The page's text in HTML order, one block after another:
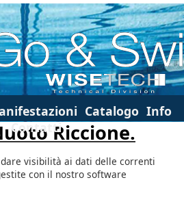
Catalogo Info
ContattiRiccione.
visibilità ai dati delle correnti
con il nostro software